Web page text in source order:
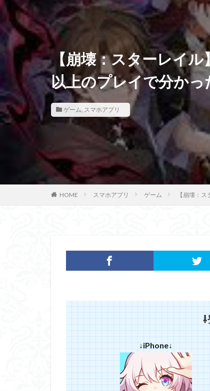
【崩壊：スターレイ
以上のプレイで分か
ゲーム, スマホアプリ
HOME スマホアプリ ゲーム 【崩壊：
⇩
↓iPhone↓